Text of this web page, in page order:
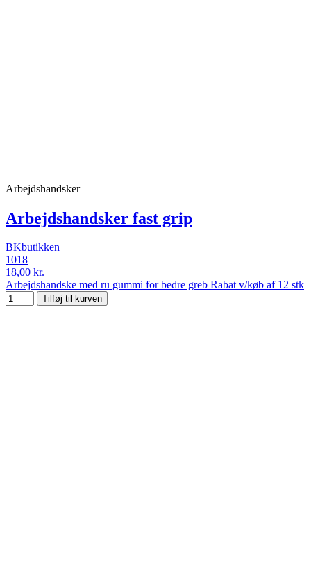
Arbejdshandsker
Arbejdshandsker fast grip
BKbutikken
1018
18,00 kr.
Arbejdshandske med ru gummi for bedre greb Rabat v/køb af 12 stk
Tilføj til kurven